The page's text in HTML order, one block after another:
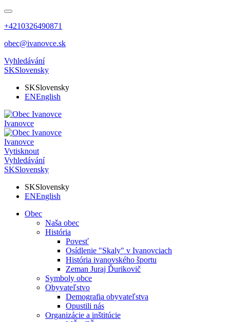
+4210326490871
obec@ivanovce.sk
Vyhledávání
SKSlovensky
SKSlovensky
ENEnglish
Ivanovce
Ivanovce
Vytisknout
Vyhledávání
SKSlovensky
SKSlovensky
ENEnglish
Obec
Naša obec
História
Povesť
Osídlenie "Skaly" v Ivanovciach
História ivanovského športu
Zeman Juraj Ďurikovič
Symboly obce
Obyvateľstvo
Demografia obyvateľstva
Opustili nás
Organizácie a inštitúcie